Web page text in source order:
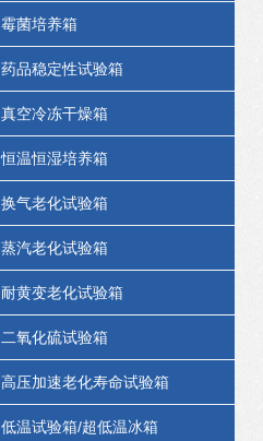
霉菌培养箱
药品稳定性试验箱
真空冷冻干燥箱
恒温恒湿培养箱
换气老化试验箱
蒸汽老化试验箱
耐黄变老化试验箱
二氧化硫试验箱
高压加速老化寿命试验箱
低温试验箱/超低温冰箱